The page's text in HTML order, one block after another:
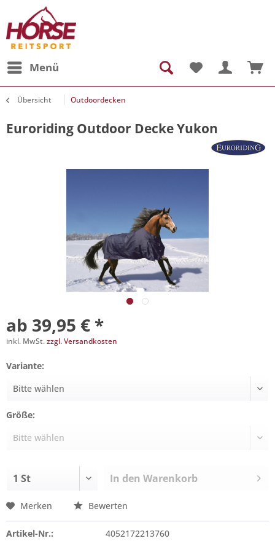
Menü
Übersicht Outdoordecken
Euroriding Outdoor Decke Yukon
ab 39,95 € *
inkl. MwSt.zzgl. Versandkosten
Variante:
Größe:
In den Warenkorb
Merken Bewerten
Artikel-Nr.: 4052172213760